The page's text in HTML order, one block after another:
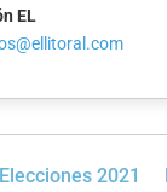
EL
Elecciones 2021